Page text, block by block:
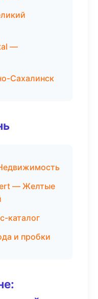
—
Сахалинск
— Желтые
каталог
и пробки